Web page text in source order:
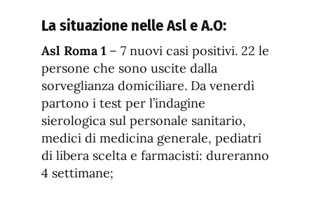
La situazione nelle Asl e A.O:
Asl Roma 1 – 7 nuovi casi positivi. 22 le
persone che sono uscite dalla
sorveglianza domiciliare. Da venerdì
partono i test per l’indagine
sierologica sul personale sanitario,
medici di medicina generale, pediatri
di libera scelta e farmacisti: dureranno
4 settimane;